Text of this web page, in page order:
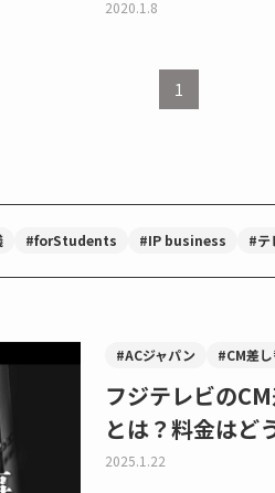
2020.1.8
1
#forStudents #IP business #テ
#ACジャパン #CM差し
フジテレビの
とは？料金はど
2025.1.22